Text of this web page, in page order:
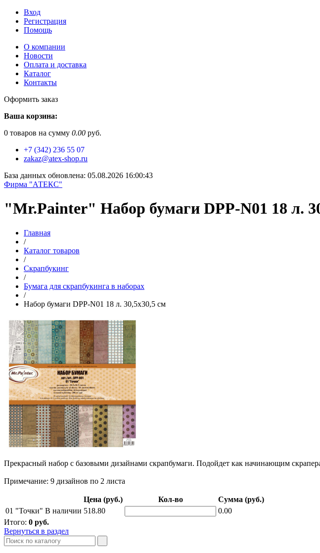
Вход
Регистрация
Помощь
О компании
Новости
Оплата и доставка
Каталог
Контакты
Оформить заказ
Ваша корзина:
0 товаров на сумму 0.00 руб.
+7 (342) 236 55 07
zakaz@atex-shop.ru
База данных обновлена: 05.08.2026 16:00:43
Фирма "АТЕКС"
"Mr.Painter" Набор бумаги DPP-N01 18 л.
Главная
/
Каталог товаров
/
Скрапбукинг
/
Бумага для скрапбукинга в наборах
/
Набор бумаги DPP-N01 18 л. 30,5x30,5 см
Прекрасный набор с базовыми дизайнами скрапбумаги. Подойдет как начинающим
Примечание: 9 дизайнов по 2 листа
Цена (руб.) Кол-во
Сумма (руб.)
01 "Точки" В наличии 518.80
0.00
Итого: 0 руб.
Вернуться в раздел